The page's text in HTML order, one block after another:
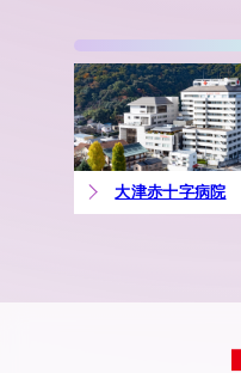
大津赤十字病院